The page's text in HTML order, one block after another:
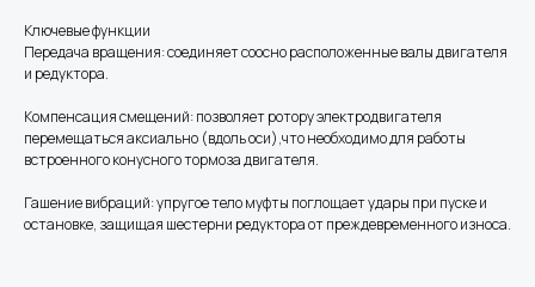
Ключевые функции
Передача вращения: соединяет соосно расположенные валы двигателя
и редуктора.
Компенсация смещений: позволяет ротору электродвигателя
перемещаться аксиально (вдоль оси),что необходимо для работы
встроенного конусного тормоза двигателя.
Гашение вибраций: упругое тело муфты поглощает удары при пуске и
остановке, защищая шестерни редуктора от преждевременного износа.